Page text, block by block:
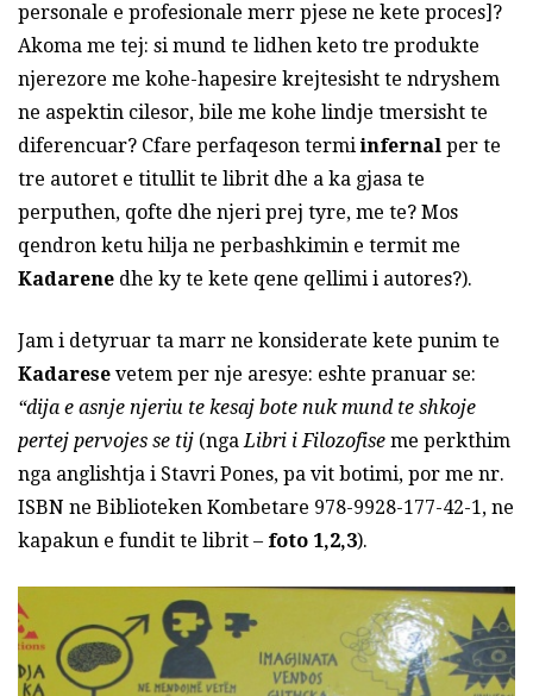
personale e profesionale merr pjese ne kete proces]?
Akoma me tej: si mund te lidhen keto tre produkte
njerezore me kohe-hapesire krejtesisht te ndryshem
ne aspektin cilesor, bile me kohe lindje tmersisht te
diferencuar? Cfare perfaqeson termiinfernal per te
tre autoret e titullit te librit dhe a ka gjasa te
perputhen, qofte dhe njeri prej tyre, me te? Mos
qendron ketu hilja ne perbashkimin e termit me
Kadarene dhe ky te kete qene qellimi i autores?).
Jam i detyruar ta marr ne konsiderate kete punim te
Kadarese vetem per nje aresye: eshte pranuar se:
“dija e asnje njeriu te kesaj bote nuk mund te shkoje
pertej pervojes se tij (ngaLibri i Filozofise me perkthim
nga anglishtja i Stavri Pones, pa vit botimi, por me nr.
ISBN ne Biblioteken Kombetare 978-9928-177-42-1, ne
kapakun e fundit te librit – foto 1,2,3).